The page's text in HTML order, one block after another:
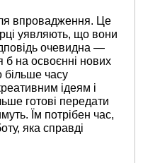
впровадження. Це
уявляють, що вони
очевидна —
б на освоєнні нових
часу
ідеям і
готові передати
Їм потрібен час,
яка справді